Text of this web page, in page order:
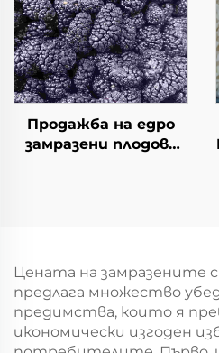
Продажба на едро
замразени плодове
Цената на замразените
предлага множество
предимства, които я
икономически изгоден